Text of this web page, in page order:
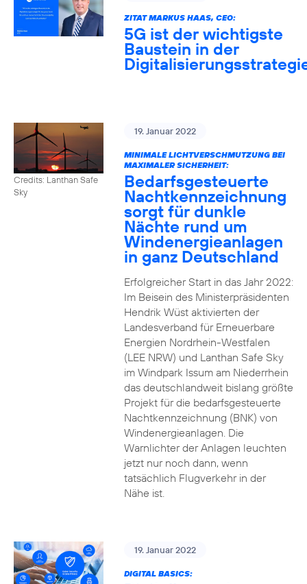
ZITAT MARKUS HAAS, CEO:
5G ist der wichtigste
Baustein in der
Credits: Lanthan Safe
Sky
19. Januar 2022
MINIMALE LICHTVERSCHMUTZUNG BEI
MAXIMALER SICHERHEIT:
Bedarfsgesteuerte
Nachtkennzeichnung
sorgt für dunkle
Nächte rund um
Windenergieanlagen
in ganz Deutschland
Erfolgreicher Start in das Jahr 2022:
Im Beisein des Ministerpräsidenten
Hendrik Wüst aktivierten der
Landesverband für Erneuerbare
Energien Nordrhein-Westfalen
(LEE NRW) und Lanthan Safe Sky
im Windpark Issum am Niederrhein
das deutschlandweit bislang größte
Projekt für die bedarfsgesteuerte
Nachtkennzeichnung (BNK) von
Windenergieanlagen. Die
Warnlichter der Anlagen leuchten
jetzt nur noch dann, wenn
tatsächlich Flugverkehr in der
Nähe ist.
19. Januar 2022
DIGITAL BASICS: